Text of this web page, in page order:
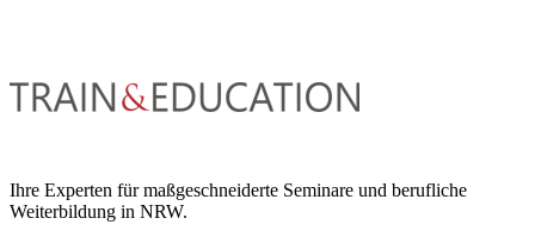
Ihre Experten für maßgeschneiderte Seminare und berufliche
Weiterbildung in NRW.